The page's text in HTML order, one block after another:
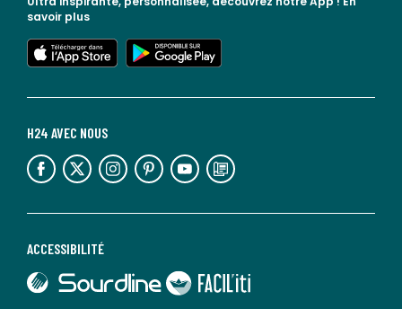
ACCESSIBILITÉ
lien vers Sourdline
lien vers Faciliti
H24 AVEC NOUS
lien vers l'espace réseaux sociaux lien vers l'espace réseaux sociaux lien vers l'espace réseaux sociaux lien vers l'espace réseaux sociaux lien vers l'espace réseaux sociaux lien vers le blog la redoute
savoir plus
lien vers l'app store
lien vers google play